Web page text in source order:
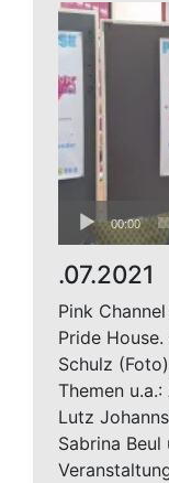
Audio-
Player
00:00
.07.2021
Pink
Pride
Schulz
Themen
Lutz
Sabrina